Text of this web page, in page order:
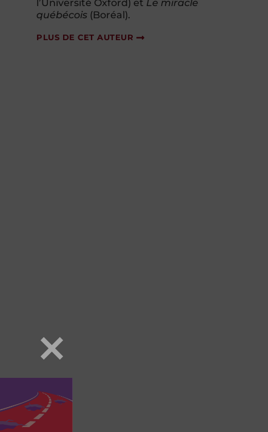
l’Université Oxford) et Le miracle
québécois (Boréal).
PLUS DE CET AUTEUR